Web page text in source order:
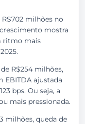
milhões no
crescimento mostra
ritmo mais
R$254 milhões,
EBITDA ajustada
bps. Ou seja, a
mais pressionada.
milhões, queda de